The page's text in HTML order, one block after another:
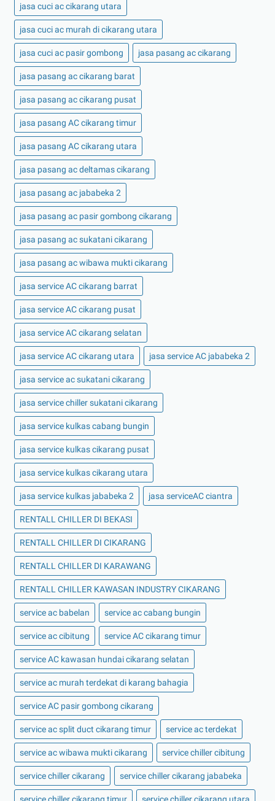
jasa cuci ac cikarang utara
jasa cuci ac murah di cikarang utara
jasa cuci ac pasir gombong jasa pasang ac cikarang
jasa pasang ac cikarang barat
jasa pasang ac cikarang pusat
jasa pasang AC cikarang timur
jasa pasang AC cikarang utara
jasa pasang ac deltamas cikarang
jasa pasang ac jababeka 2
jasa pasang ac pasir gombong cikarang
jasa pasang ac sukatani cikarang
jasa pasang ac wibawa mukti cikarang
jasa service AC cikarang barrat
jasa service AC cikarang pusat
jasa service AC cikarang selatan
jasa service AC cikarang utara jasa service AC jababeka 2
jasa service ac sukatani cikarang
jasa service chiller sukatani cikarang
jasa service kulkas cabang bungin
jasa service kulkas cikarang pusat
jasa service kulkas cikarang utara
jasa service kulkas jababeka 2 jasa serviceAC ciantra
RENTALL CHILLER DI BEKASI
RENTALL CHILLER DI CIKARANG
RENTALL CHILLER DI KARAWANG
RENTALL CHILLER KAWASAN INDUSTRY CIKARANG
service ac babelan service ac cabang bungin
service ac cibitung service AC cikarang timur
service AC kawasan hundai cikarang selatan
service ac murah terdekat di karang bahagia
service AC pasir gombong cikarang
service ac split duct cikarang timur service ac terdekat
service ac wibawa mukti cikarang service chiller cibitung
service chiller cikarang service chiller cikarang jababeka